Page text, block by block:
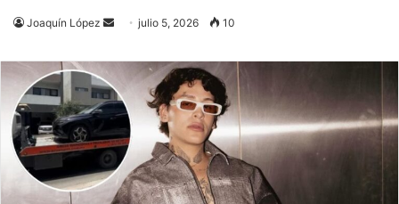
Joaquín López
Send
email
julio 5, 2026 10